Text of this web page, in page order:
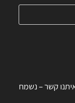
קשר – נשמח